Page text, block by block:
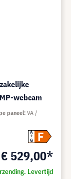
webcam
A
G
F
€ 529,00*
Levertijd
paneel VA